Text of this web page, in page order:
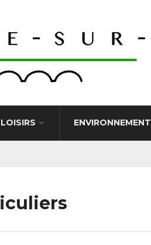
LOISIRS ENVIRONNEMENT